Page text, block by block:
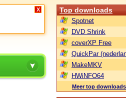
X Top downloads
Spotnet
DVD Shrink
coverXP Free
QuickPar
MakeMKV
HWiNFO64
Meer top downloads